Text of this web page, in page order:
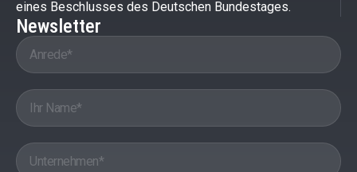
eines Beschlusses des Deutschen Bundestages.
Newsletter